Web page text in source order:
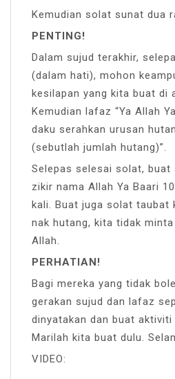
Kemudian solat sunat dua
PENTING!
Dalam sujud terakhir,
(dalam hati), mohon
kesilapan yang kita buat di
Kemudian lafaz “Ya Allah
daku serahkan urusan
(sebutlah jumlah hutang)”.
Selepas selesai solat,
zikir nama Allah Ya Baari
kali. Buat juga solat taubat
nak hutang, kita tidak
Allah.
PERHATIAN!
Bagi mereka yang tidak
gerakan sujud dan lafaz
dinyatakan dan buat
Marilah kita buat dulu.
VIDEO: